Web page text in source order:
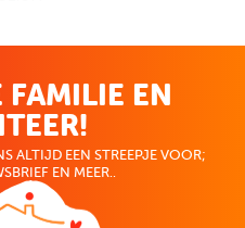
EN
ALTIJD EEN STREEPJE VOOR;
EN MEER..